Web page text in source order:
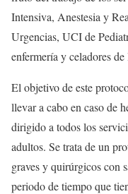
Intensiva, Anestesia y
Urgencias, UCI de
enfermería y celadores
El objetivo de este
llevar a cabo en caso de
dirigido a todos los
adultos. Se trata de un
graves y quirúrgicos con
periodo de tiempo que